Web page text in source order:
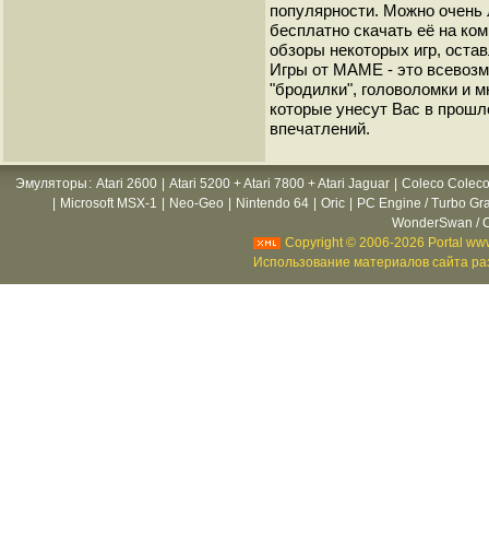
популярности. Можно очень
бесплатно скачать её на
обзоры некоторых игр,
Игры от МАМЕ - это
"бродилки", головоломки и
которые унесут Вас в
впечатлений.
Эмуляторы : Atari 2600 Atari 5200 + Atari 7800 + Atari Jaguar
Coleco
Microsoft MSX-1 Neo-Geo Nintendo 64 Oric
PC Engine / Turbo
WonderSwan /
Copyright © 2006-2026 Portal
Использование материалов сайта